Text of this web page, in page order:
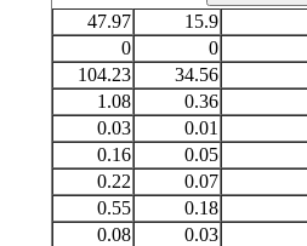
15.9
47.97
0
0
34.56
104.23
0.36
1.08
0.01
0.03
0.05
0.16
0.07
0.22
0.18
0.55
0.03
0.08